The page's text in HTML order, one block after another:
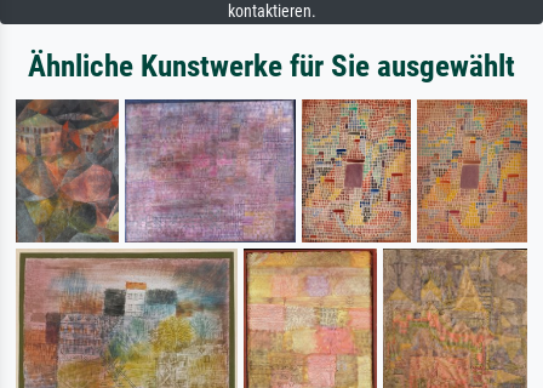
kontaktieren.
Ähnliche Kunstwerke für Sie ausgewählt